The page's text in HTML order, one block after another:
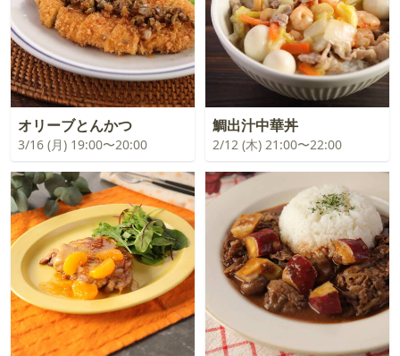
オリーブとんかつ
3/16 (月) 19:00〜20:00
鯛出汁中華丼
2/12 (木) 21:00〜22:00